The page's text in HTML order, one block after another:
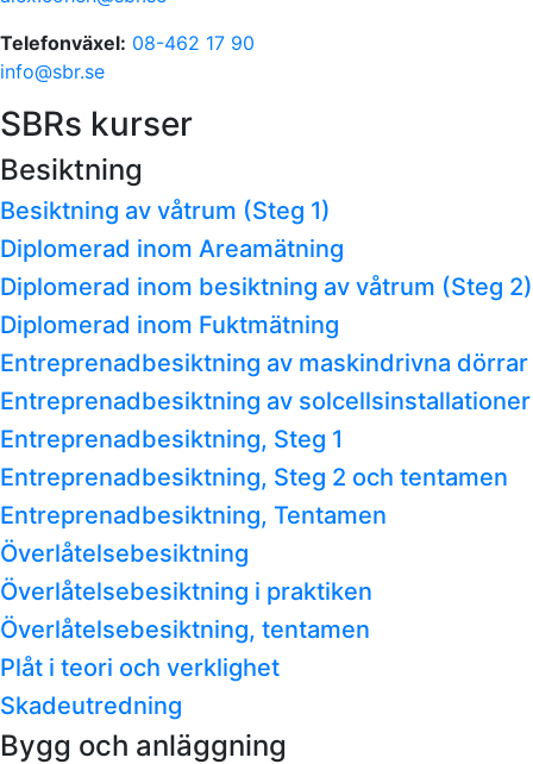
Telefonväxel: 08-462 17 90
info@sbr.se
SBRs kurser
Besiktning
Besiktning av våtrum (Steg 1)
Diplomerad inom Areamätning
Diplomerad inom besiktning av våtrum (Steg 2)
Diplomerad inom Fuktmätning
Entreprenadbesiktning av maskindrivna dörrar
Entreprenadbesiktning av solcellsinstallationer
Entreprenadbesiktning, Steg 1
Entreprenadbesiktning, Steg 2 och tentamen
Entreprenadbesiktning, Tentamen
Överlåtelsebesiktning
Överlåtelsebesiktning i praktiken
Överlåtelsebesiktning, tentamen
Plåt i teori och verklighet
Skadeutredning
Bygg och anläggning